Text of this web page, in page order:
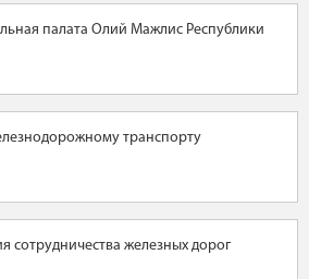
палата Олий Мажлис Республики
транспорту
сотрудничества железных дорог